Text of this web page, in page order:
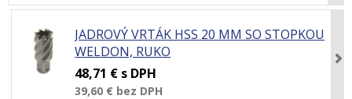
JADROVÝ VRTÁK HSS 20 MM SO STOPKOU
WELDON, RUKO
48,71 € s DPH
39,60 € bez DPH